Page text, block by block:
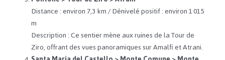
Distance : environ 7,3 km​ / Dénivelé positif : environ 1 015
m​
Description : Ce sentier mène aux ruines de la Tour de
Ziro, offrant des vues panoramiques sur Amalfi et Atrani. ​